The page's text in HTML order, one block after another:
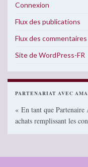
Connexion
Flux des publications
Flux des commentaires
Site de WordPress-FR
PARTENARIAT AVEC
« En tant que Partenaire
achats remplissant les